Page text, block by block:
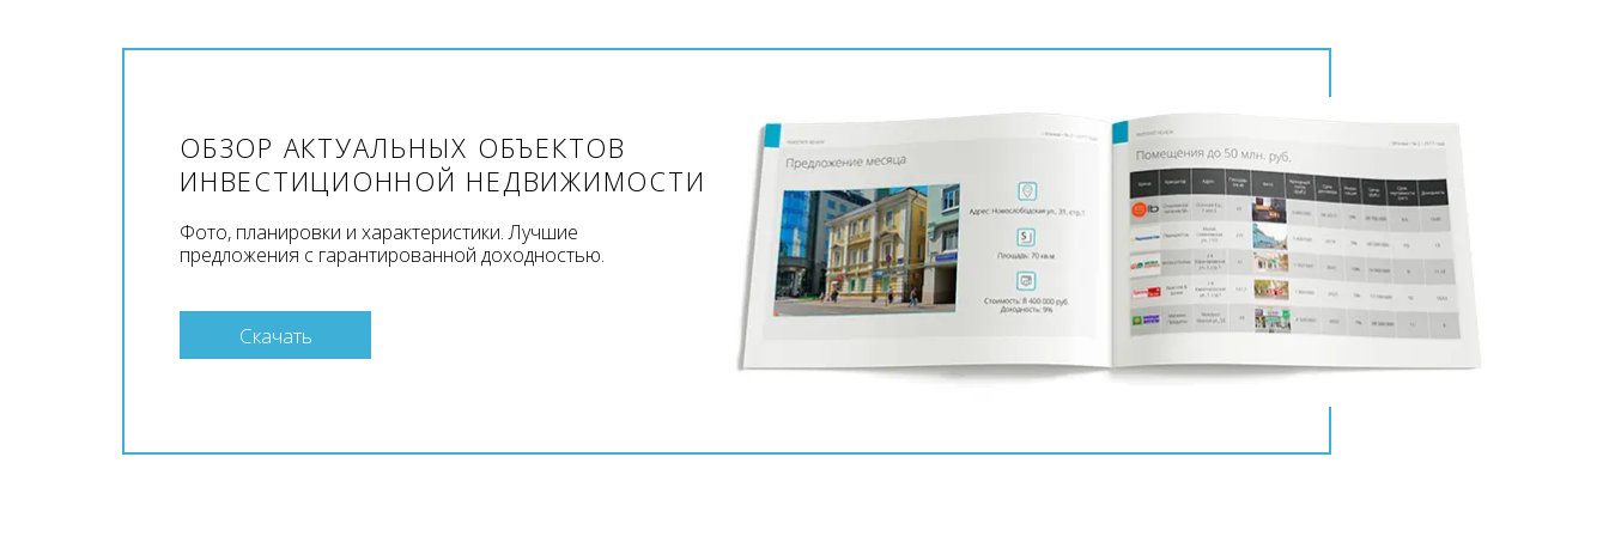
ОБЗОР АКТУАЛЬНЫХ ОБЪЕКТОВ
ИНВЕСТИЦИОННОЙ НЕДВИЖИМОСТИ
Фото, планировки и характеристики. Лучшие
предложения с гарантированной доходностью.
Скачать